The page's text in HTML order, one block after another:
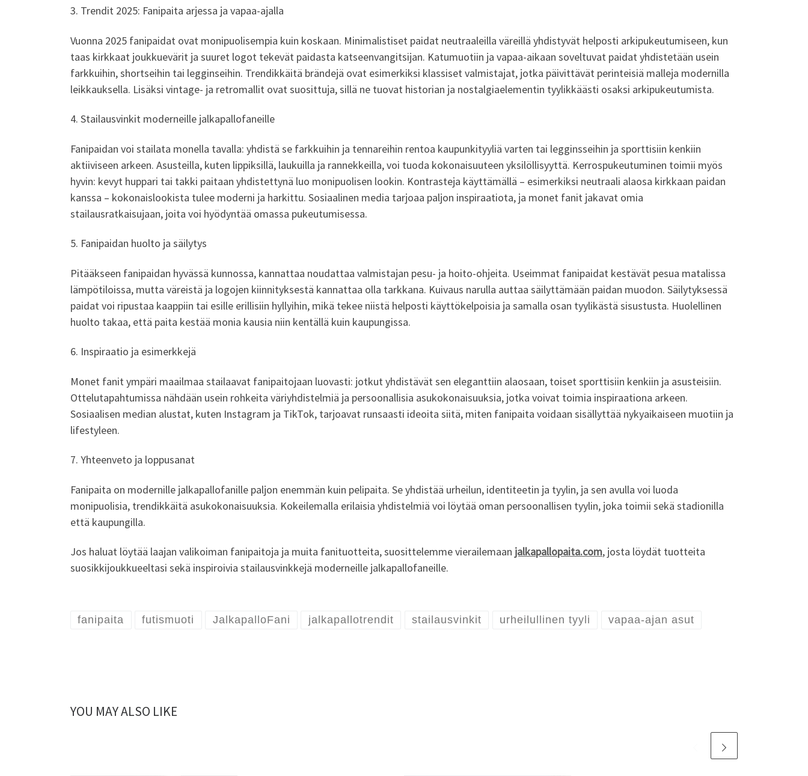
3. Trendit 2025: Fanipaita arjessa ja vapaa-ajalla
Vuonna 2025 fanipaidat ovat monipuolisempia kuin koskaan. Minimalistiset paidat neutraaleilla väreillä yhdistyvät helposti arkipukeutumiseen, kun
taas kirkkaat joukkuevärit ja suuret logot tekevät paidasta katseenvangitsijan. Katumuotiin ja vapaa-aikaan soveltuvat paidat yhdistetään usein
farkkuihin, shortseihin tai legginseihin. Trendikkäitä brändejä ovat esimerkiksi klassiset valmistajat, jotka päivittävät perinteisiä malleja modernilla
leikkauksella. Lisäksi vintage- ja retromallit ovat suosittuja, sillä ne tuovat historian ja nostalgiaelementin tyylikkäästi osaksi arkipukeutumista.
4. Stailausvinkit moderneille jalkapallofaneille
Fanipaidan voi stailata monella tavalla: yhdistä se farkkuihin ja tennareihin rentoa kaupunkityyliä varten tai legginsseihin ja sporttisiin kenkiin
aktiiviseen arkeen. Asusteilla, kuten lippiksillä, laukuilla ja rannekkeilla, voi tuoda kokonaisuuteen yksilöllisyyttä. Kerrospukeutuminen toimii myös
hyvin: kevyt huppari tai takki paitaan yhdistettynä luo monipuolisen lookin. Kontrasteja käyttämällä – esimerkiksi neutraali alaosa kirkkaan paidan
kanssa – kokonaislookista tulee moderni ja harkittu. Sosiaalinen media tarjoaa paljon inspiraatiota, ja monet fanit jakavat omia
stailausratkaisujaan, joita voi hyödyntää omassa pukeutumisessa.
5. Fanipaidan huolto ja säilytys
Pitääkseen fanipaidan hyvässä kunnossa, kannattaa noudattaa valmistajan pesu- ja hoito-ohjeita. Useimmat fanipaidat kestävät pesua matalissa
lämpötiloissa, mutta väreistä ja logojen kiinnityksestä kannattaa olla tarkkana. Kuivaus narulla auttaa säilyttämään paidan muodon. Säilytyksessä
paidat voi ripustaa kaappiin tai esille erillisiin hyllyihin, mikä tekee niistä helposti käyttökelpoisia ja samalla osan tyylikästä sisustusta. Huolellinen
huolto takaa, että paita kestää monia kausia niin kentällä kuin kaupungissa.
6. Inspiraatio ja esimerkkejä
Monet fanit ympäri maailmaa stailaavat fanipaitojaan luovasti: jotkut yhdistävät sen eleganttiin alaosaan, toiset sporttisiin kenkiin ja asusteisiin.
Ottelutapahtumissa nähdään usein rohkeita väriyhdistelmiä ja persoonallisia asukokonaisuuksia, jotka voivat toimia inspiraationa arkeen.
Sosiaalisen median alustat, kuten Instagram ja TikTok, tarjoavat runsaasti ideoita siitä, miten fanipaita voidaan sisällyttää nykyaikaiseen muotiin ja
lifestyleen.
7. Yhteenveto ja loppusanat
Fanipaita on modernille jalkapallofanille paljon enemmän kuin pelipaita. Se yhdistää urheilun, identiteetin ja tyylin, ja sen avulla voi luoda
monipuolisia, trendikkäitä asukokonaisuuksia. Kokeilemalla erilaisia yhdistelmiä voi löytää oman persoonallisen tyylin, joka toimii sekä stadionilla
että kaupungilla.
Jos haluat löytää laajan valikoiman fanipaitoja ja muita fanituotteita, suosittelemme vierailemaan jalkapallopaita.com, josta löydät tuotteita
suosikkijoukkueeltasi sekä inspiroivia stailausvinkkejä moderneille jalkapallofaneille.
fanipaita futismuoti JalkapalloFani jalkapallotrendit stailausvinkit urheilullinen tyyli vapaa-ajan asut
YOU MAY ALSO LIKE